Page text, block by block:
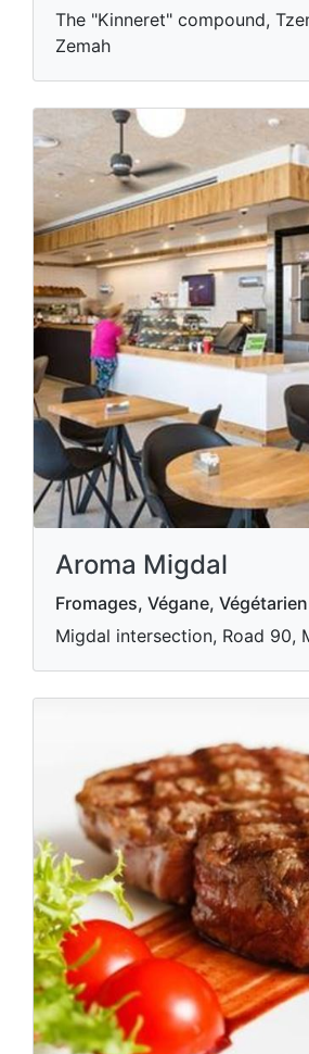
The "Kinneret" compound,
Zemah
Aroma Migdal
Fromages, Végane, Végétarien
Migdal intersection, Road 90,